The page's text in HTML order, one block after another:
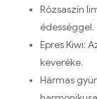
Rózsaszín
édességgel.
Epres Kiwi:
keveréke.
Hármas